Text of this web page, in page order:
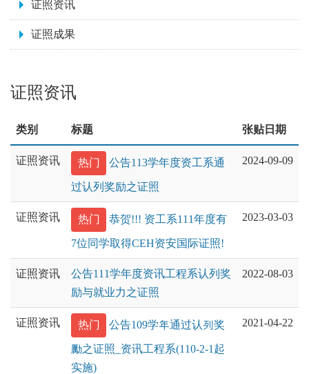
证照资讯
证照成果
证照资讯
类别 标题 张贴日期
证照资讯 热门 公告113学年度资工系通
过认列奖励之证照
2024-09-09
证照资讯 热门 恭贺!!! 资工系111年度有
7位同学取得CEH资安国际证照!
2023-03-03
证照资讯
公告111学年度资讯工程系认列奖
励与就业力之证照
2022-08-03
证照资讯 热门 公告109学年通过认列奖
勵之证照_资讯工程系(110-2-1起
实施)
2021-04-22